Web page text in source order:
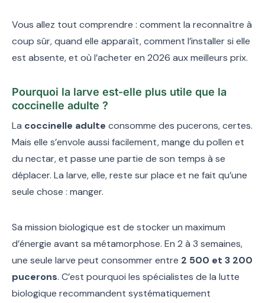
Vous allez tout comprendre : comment la reconnaître à
coup sûr, quand elle apparaît, comment l’installer si elle
est absente, et où l’acheter en 2026 aux meilleurs prix.
Pourquoi la larve est-elle plus utile que la
coccinelle adulte ?
La coccinelle adulte consomme des pucerons, certes.
Mais elle s’envole aussi facilement, mange du pollen et
du nectar, et passe une partie de son temps à se
déplacer. La larve, elle, reste sur place et ne fait qu’une
seule chose : manger.
Sa mission biologique est de stocker un maximum
d’énergie avant sa métamorphose. En 2 à 3 semaines,
une seule larve peut consommer entre 2 500 et 3 200
pucerons. C’est pourquoi les spécialistes de la lutte
biologique recommandent systématiquement